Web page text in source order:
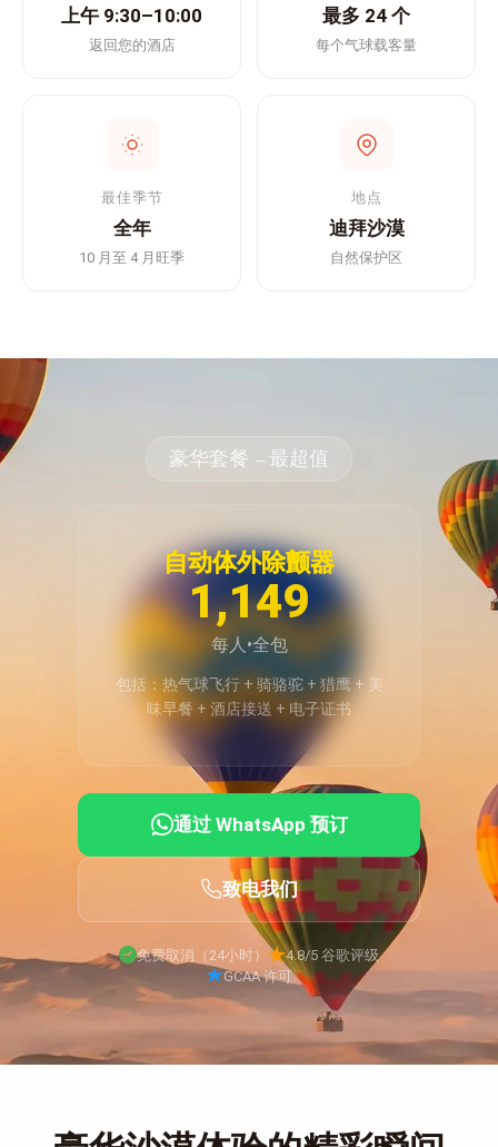
上午 9:30–10:00
返回您的酒店
最多 24 个
每个气球载客量
最佳季节
全年
10 月至 4 月旺季
地点
迪拜沙漠
自然保护区
豪华套餐 — 最超值
自动体外除颤器
1,149
每人•全包
包括：热气球飞行 + 骑骆驼 + 猎鹰 + 美
味早餐 + 酒店接送 + 电子证书
通过 WhatsApp 预订
致电我们
免费取消（24小时）
4.8/5 谷歌评级
GCAA 许可